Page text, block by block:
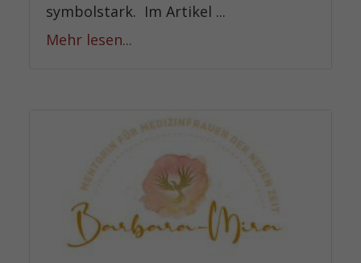
symbolstark. Im Artikel ...
Mehr lesen...